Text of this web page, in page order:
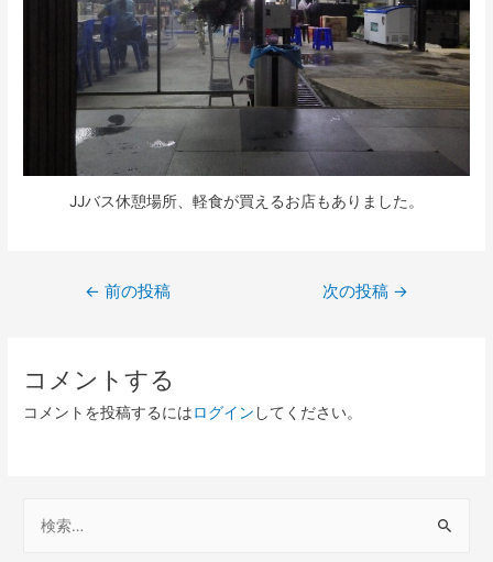
JJバス休憩場所、軽食が買えるお店もありました。
ビ
ゲ
ョ
← 前の投稿 次の投稿 →
コメントする
コメントを投稿するにはログイン してください。